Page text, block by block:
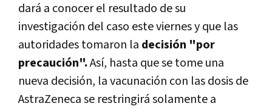
dará a conocer el resultado de su
investigación del caso este viernes y que las
autoridades tomaron la decisión "por
precaución".Así, hasta que se tome una
nueva decisión, la vacunación con las dosis de
AstraZeneca se restringirá solamente a